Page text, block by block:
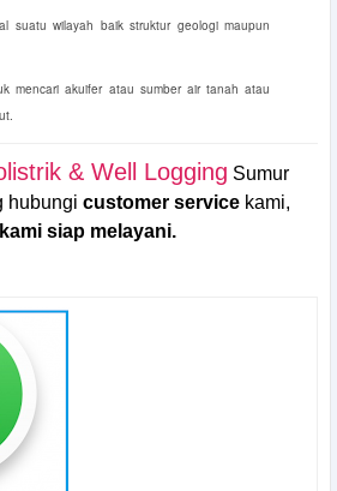
suatu wilayah baik struktur geologi maupun
mencari akuifer atau sumber air tanah atau
& Well Logging Sumur
hubungi customer servicekami,
kami siap melayani.